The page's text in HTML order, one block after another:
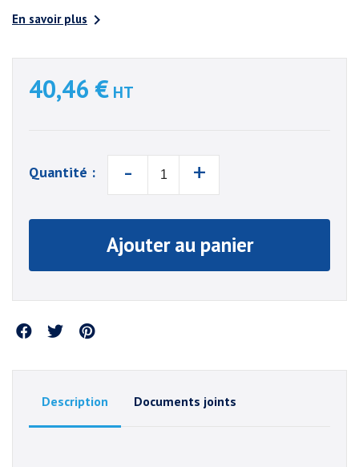
En savoir plus 
40,46 € HT
Quantité : - +
Ajouter au panier
Partager
Description Documents joints